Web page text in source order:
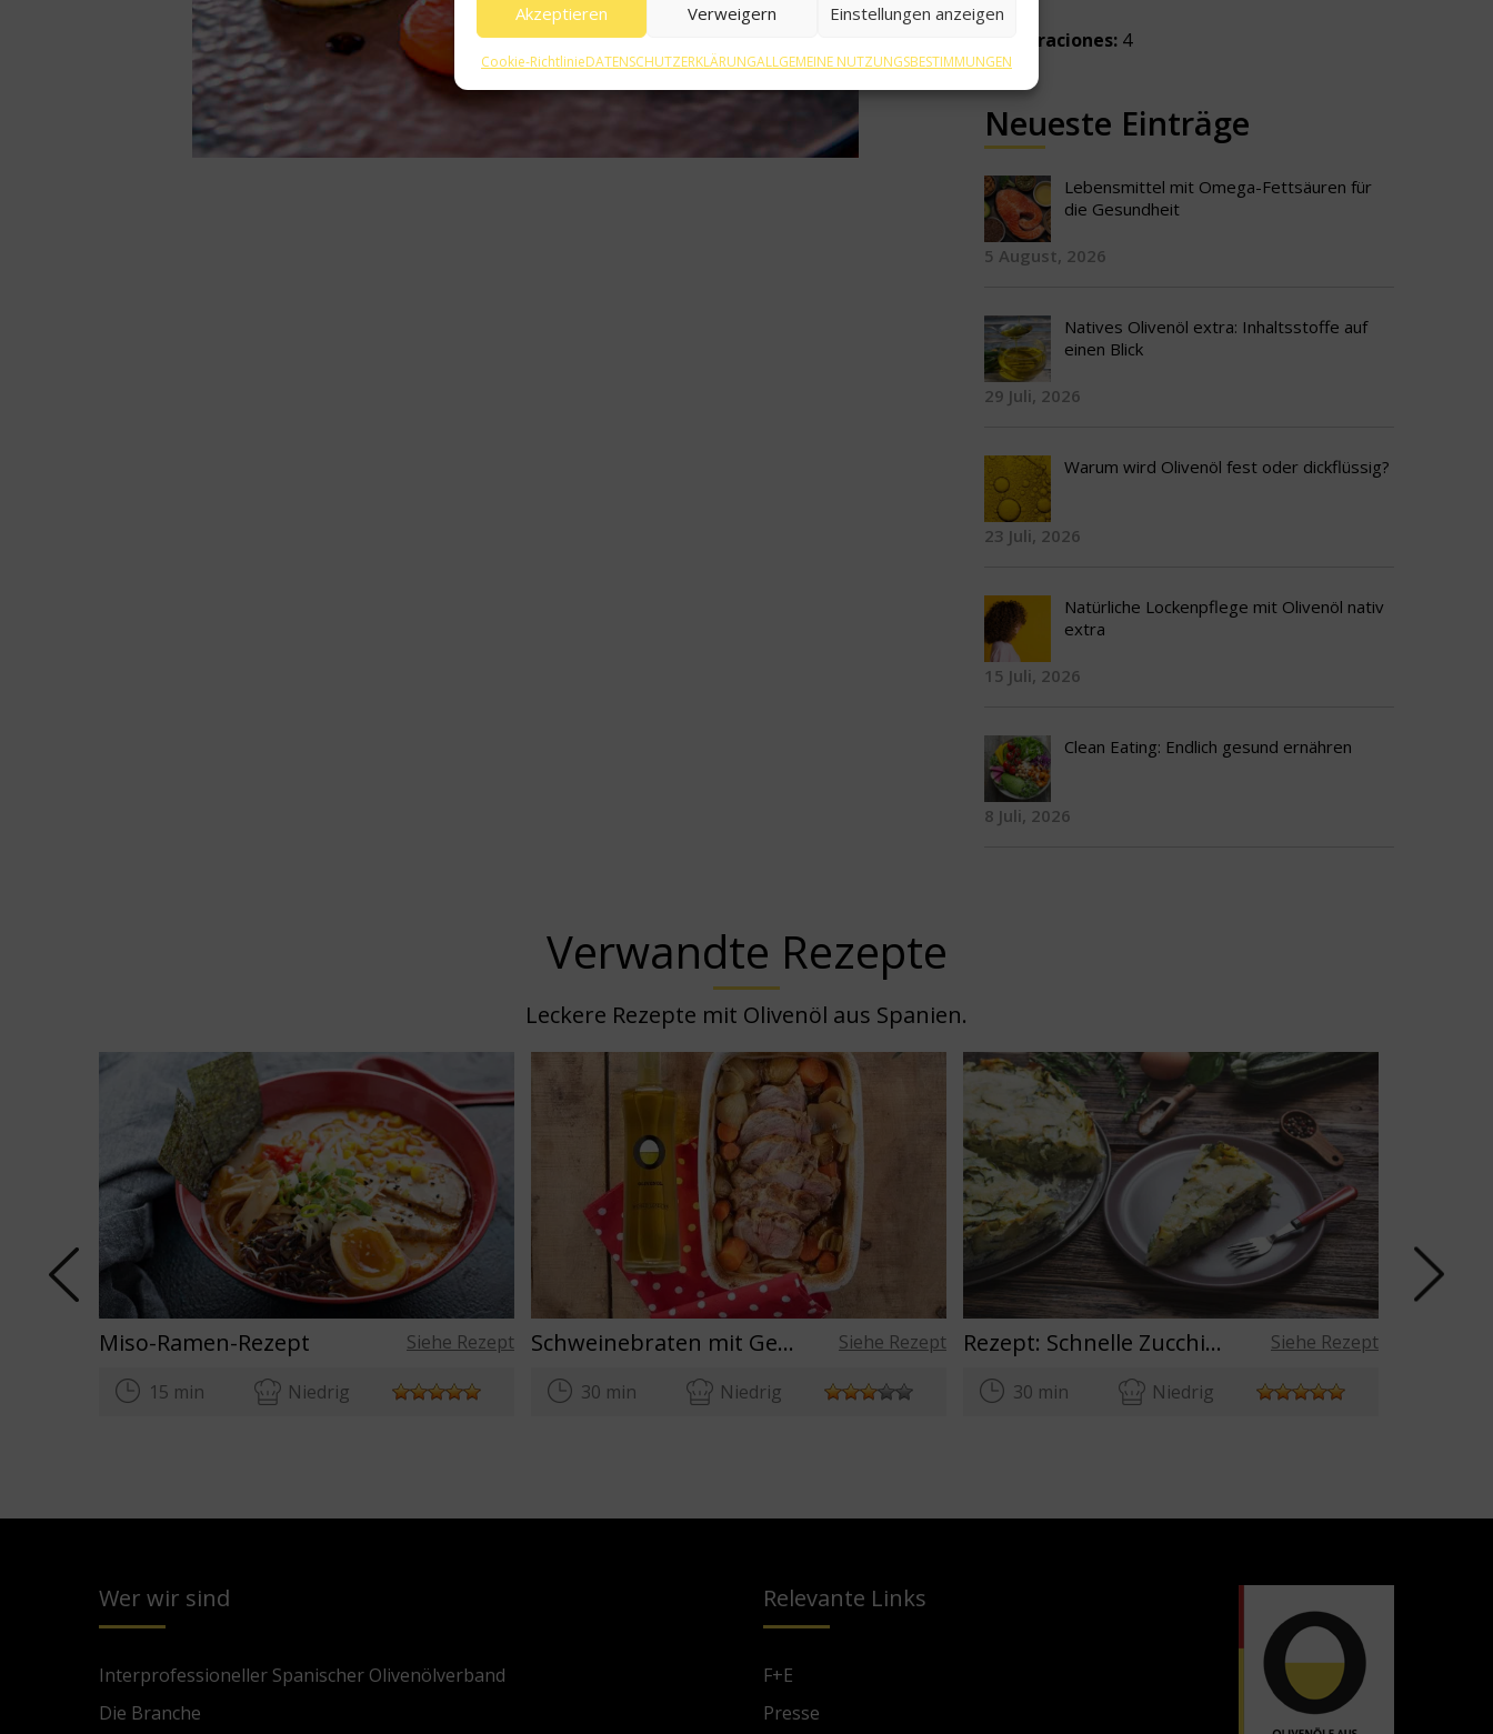
Akzeptieren Verweigern Einstellungen anzeigen
Cookie-RichtlinieDATENSCHUTZERKLÄRUNGALLGEMEINE NUTZUNGSBESTIMMUNGEN
Nº de raciones: 4
Neueste Einträge
Lebensmittel mit Omega-Fettsäuren für
die Gesundheit
5 August, 2026
Natives Olivenöl extra: Inhaltsstoffe auf
einen Blick
29 Juli, 2026
Warum wird Olivenöl fest oder dickflüssig?
23 Juli, 2026
Natürliche Lockenpflege mit Olivenöl nativ
extra
15 Juli, 2026
Clean Eating: Endlich gesund ernähren
8 Juli, 2026
Verwandte Rezepte
Leckere Rezepte mit Olivenöl aus Spanien.
Miso-Ramen-Rezept Siehe Rezept
15 min Niedrig
Schweinebraten mit Gemüse Siehe Rezept
30 min Niedrig
Rezept: Schnelle Zucchinitarte mit Olivenöl Siehe Rezept
30 min Niedrig
Wer wir sind
Interprofessioneller Spanischer Olivenölverband
Die Branche
Relevante Links
F+E
Presse